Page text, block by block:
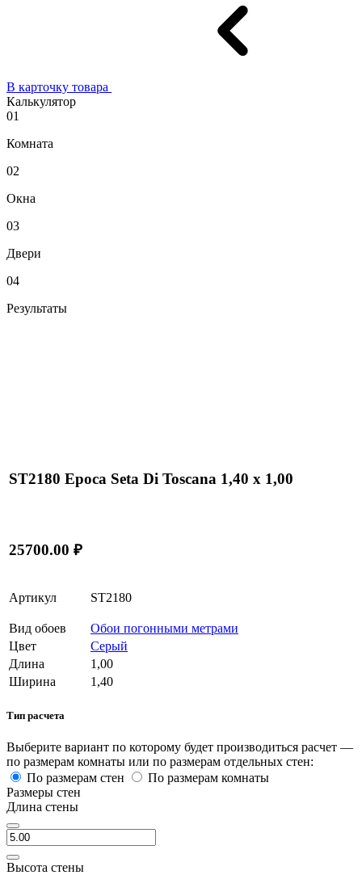
В карточку товара
Калькулятор
01
Комната
02
Окна
03
Двери
04
Результаты
ST2180 Epoca Seta Di Toscana 1,40 х 1,00
25700.00 ₽
Артикул ST2180
Вид обоев
Обои погонными метрами
Цвет
Серый
Длина
1,00
Ширина
1,40
Тип расчета
Выберите вариант по которому будет производиться расчет —
по размерам комнаты или по размерам отдельных стен:
По размерам стен
По размерам комнаты
Размеры стен
Длина стены
Высота стены